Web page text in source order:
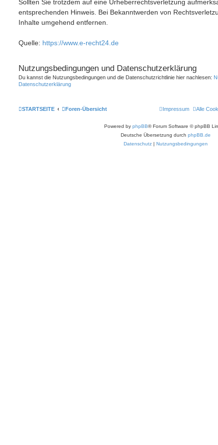
Sollten Sie trotzdem auf eine Urheberrechtsverletzung
entsprechenden Hinweis. Bei Bekanntwerden von
Inhalte umgehend entfernen.
Quelle: https://www.e-recht24.de
Nutzungsbedingungen und Datenschutzerklärung
Du kannst die Nutzungsbedingungen und die Datenschutzrichtlinie hier nachlesen:
Datenschutzerklärung
STARTSEITE Foren-Übersicht Alle
Impressum
Powered by phpBB® Forum Software © phpBB
Deutsche Übersetzung durch phpBB.de
Datenschutz | Nutzungsbedingungen